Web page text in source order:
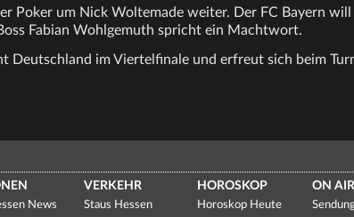
Poker um Nick Woltemade weiter. Der FC Bayern
Fabian Wohlgemuth spricht ein Machtwort.
Deutschland im Viertelfinale und erfreut sich beim
News
VERKEHR
Staus Hessen
HOROSKOP
Horoskop Heute
ON AIR